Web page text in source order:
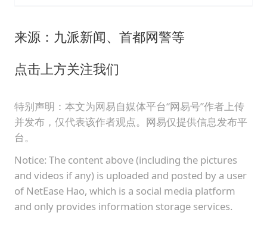
来源：九派新闻、首都网警等
点击上方关注我们
特别声明：本文为网易自媒体平台“网易号”作者上传
并发布，仅代表该作者观点。网易仅提供信息发布平
台。
Notice: The content above (including the pictures
and videos if any) is uploaded and posted by a user
of NetEase Hao, which is a social media platform
and only provides information storage services.